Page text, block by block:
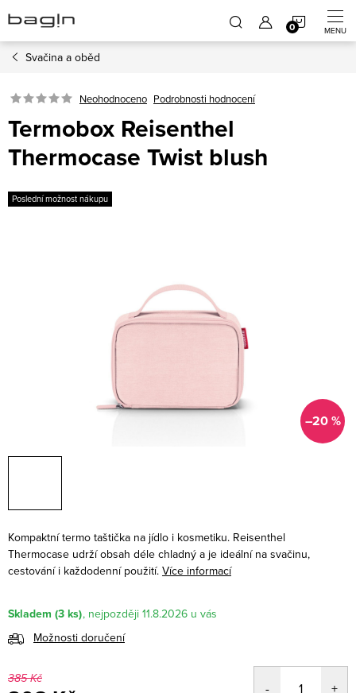
na
obsah
Svačina a oběd
Neohodnoceno Podrobnosti hodnocení
Termobox Reisenthel
Thermocase Twist blush
Poslední možnost nákupu
–20 %
Kompaktní termo taštička na jídlo i kosmetiku. Reisenthel
Thermocase udrží obsah déle chladný a je ideální na svačinu,
cestování i každodenní použití. Více informací
Skladem (3 ks)
11.8.2026
Možnosti doručení
385 Kč